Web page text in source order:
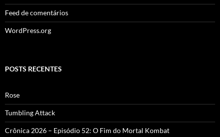
Feed de comentários
WordPress.org
POSTS RECENTES
Rose
Tumbling Attack
Crônica 2026 – Episódio 52: O Fim do Mortal Kombat